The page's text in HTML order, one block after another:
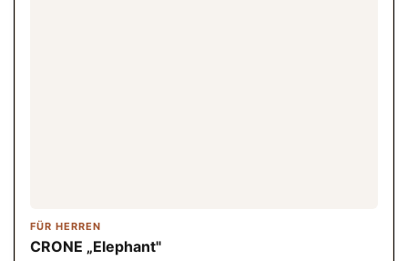
FÜR HERREN
CRONE „Elephant"